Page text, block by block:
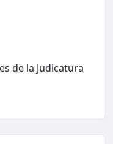
de la Judicatura